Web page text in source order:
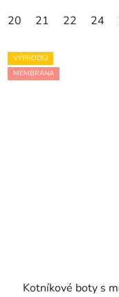
20 21 22 24
VÝPRODEJ
MEMBRÁNA
Kotníkové boty s